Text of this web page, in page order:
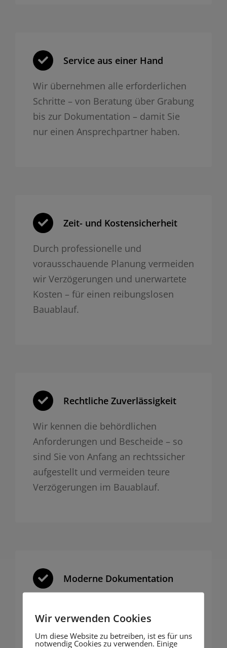
Service aus einer Hand
Wir übernehmen alle erforderlichen
Schritte – von Beratung über Grabung
bis zur Dokumentation – damit Sie
nur einen Ansprechpartner haben.
Zeit- und Kosten­sicherheit
Durch professionelle und
vorausschauende Planung vermeiden
wir Verzögerungen und unerwartete
Kosten – für einen reibungslosen
Bauablauf.
Rechtliche Zuverlässigkeit
Wir kennen die behördlichen
Anforderungen und Bescheide – so
sind Sie von Anfang an rechtssicher
aufgestellt und vermeiden teure
Verzögerungen im Bauablauf.
Moderne Dokumentation
Fotogrammetrie liefern wir präzise,
nachvollziehbare Dokumentation für
Wir verwenden Cookies
Um diese Website zu betreiben, ist es für uns
notwendig Cookies zu verwenden. Einige